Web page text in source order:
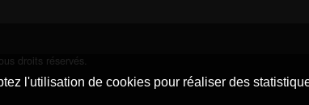
l'utilisation de cookies pour réaliser des
droits réservés.